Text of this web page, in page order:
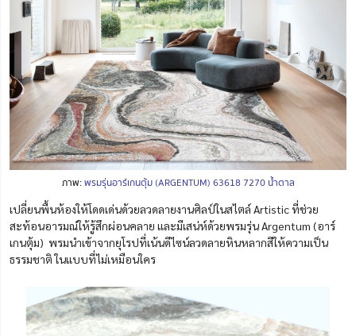
ภาพ:พรมรุ่นอาร์เกนตุ้ม (ARGENTUM) 63618 7270 น้ำตาล
เปลี่ยนพื้นห้องให้โดดเด่นด้วยลวดลายงานศิลป์ในสไตล์ Artistic ที่ช่วย
สะท้อนอารมณ์ให้รู้สึกผ่อนคลาย และมีเสน่ห์ด้วยพรมรุ่น Argentum (อาร์
เกนตุ้ม) พรมนำเข้าจากยุโรปที่เน้นดีไซน์ลวดลายหินหลากสีให้ความเป็น
ธรรมชาติ ในแบบที่ไม่เหมือนใคร